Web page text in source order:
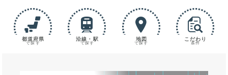
都道府県
で探す
沿線・駅
で探す
地図
で探す
こだわり
条件